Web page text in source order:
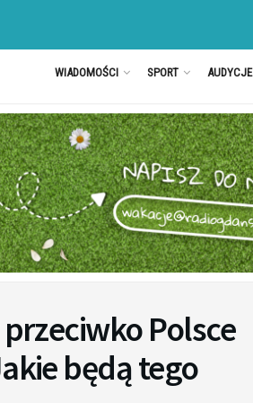
WIADOMOŚCI SPORT AUDYCJE
Polsce
będą tego